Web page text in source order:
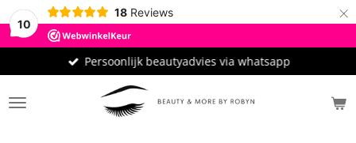
10
18 Reviews ×
Persoonlijk beautyadvies via whatsapp